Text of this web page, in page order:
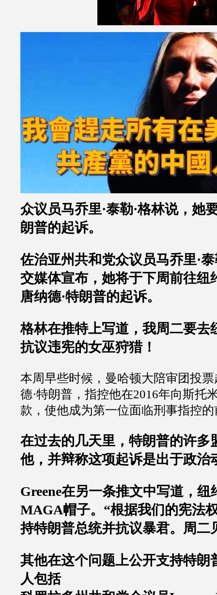
众议员马乔里·泰勒·格林说，她
朗普的起诉。
佐治亚州共和党众议员马乔里·
交媒体宣布，她将于下周前往纽
唐纳德·特朗普的起诉。
格林在推特上写道，我周二要去
抗议违宪的女巫狩猎！
本周早些时候，曼哈顿大陪审团投
德·特朗普，指控他在2016年向斯托
款，使他成为第一位面临刑事指控
在过去的几天里，特朗普的许多
他，并辩称这项起诉是出于政治
Greene在另一条推文中写道，纽
MAGA帽子。 “根据我们的宪法
持特朗普总统并抗议暴君。周二
其他在这个问题上公开支持特朗
人包括